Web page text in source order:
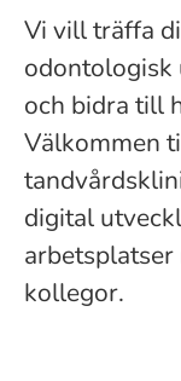
Vi vill träffa
odontologisk
och bidra till
Välkommen
digital
kollegor.